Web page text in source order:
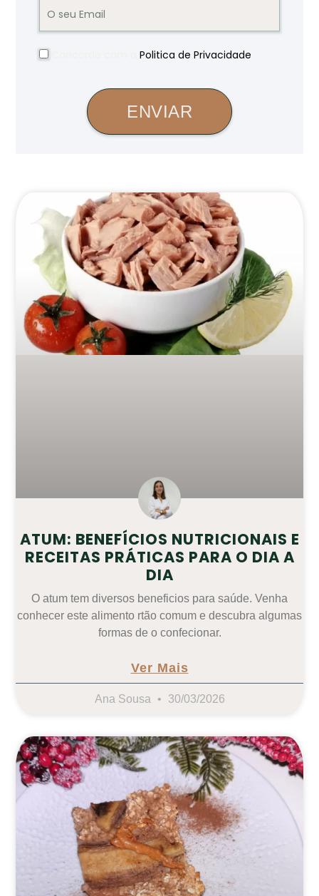
Politica de Privacidade
ENVIAR
ATUM: BENEFÍCIOS NUTRICIONAIS E
RECEITAS PRÁTICAS PARA O DIA A
DIA
O atum tem diversos beneficios para saúde. Venha
conhecer este alimento rtão comum e descubra algumas
formas de o confecionar.
Ver Mais
Ana Sousa 30/03/2026